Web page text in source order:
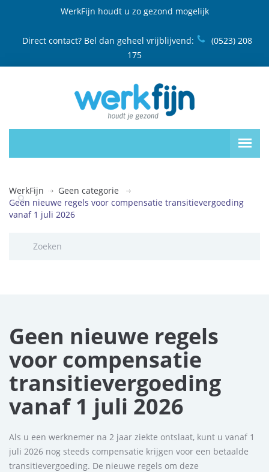
WerkFijn houdt u zo gezond mogelijk
Direct contact? Bel dan geheel vrijblijvend:
(0523) 208
175
WerkFijn
Geen categorie
Geen nieuwe regels voor compensatie transitievergoeding
vanaf 1 juli 2026
Geen nieuwe regels
voor compensatie
transitievergoeding
vanaf 1 juli 2026
Als u een werknemer na 2 jaar ziekte ontslaat, kunt u vanaf 1
juli 2026 nog steeds compensatie krijgen voor een betaalde
transitievergoeding. De nieuwe regels om deze